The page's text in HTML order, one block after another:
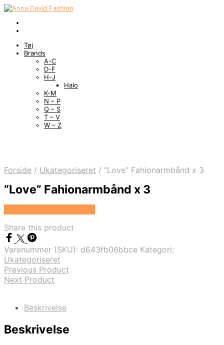
Tøj
Brands
A-C
D-F
H-J
Halo
K-M
N – P
Q – S
T – V
W – Z
Forside / Ukategoriseret / “Love” Fahionarmbånd x 3
“Love” Fahionarmbånd x 3
Share this product
Varenummer (SKU): d643fb06bbce Kategori:
Ukategoriseret
Previous Product
Next Product
Beskrivelse
Beskrivelse